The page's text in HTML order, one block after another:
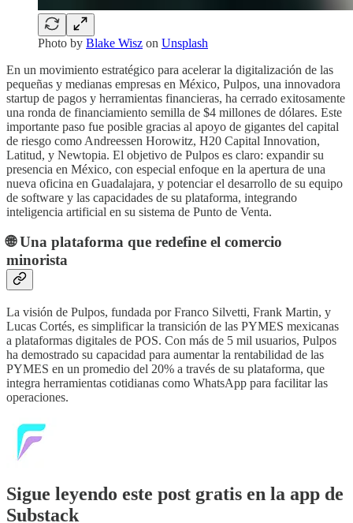
Photo by Blake Wisz on Unsplash
En un movimiento estratégico para acelerar la digitalización de las
pequeñas y medianas empresas en México, Pulpos, una innovadora
startup de pagos y herramientas financieras, ha cerrado exitosamente
una ronda de financiamiento semilla de $4 millones de dólares. Este
importante paso fue posible gracias al apoyo de gigantes del capital
de riesgo como Andreessen Horowitz, H20 Capital Innovation,
Latitud, y Newtopia. El objetivo de Pulpos es claro: expandir su
presencia en México, con especial enfoque en la apertura de una
nueva oficina en Guadalajara, y potenciar el desarrollo de su equipo
de software y las capacidades de su plataforma, integrando
inteligencia artificial en su sistema de Punto de Venta.
🌐Una plataforma que redefine el comercio
minorista
La visión de Pulpos, fundada por Franco Silvetti, Frank Martin, y
Lucas Cortés, es simplificar la transición de las PYMES mexicanas
a plataformas digitales de POS. Con más de 5 mil usuarios, Pulpos
ha demostrado su capacidad para aumentar la rentabilidad de las
PYMES en un promedio del 20% a través de su plataforma, que
integra herramientas cotidianas como WhatsApp para facilitar las
operaciones.
Sigue leyendo este post gratis en la app de
Substack